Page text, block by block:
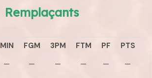
Remplaçants
MIN FGM 3PM FTM PF
PTS
— — — — —
—